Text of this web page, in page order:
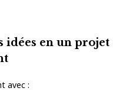
idées en un projet
avec :